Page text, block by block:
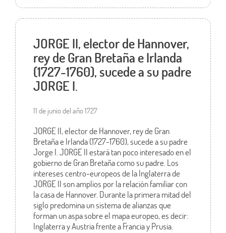
JORGE II, elector de Hannover,
rey de Gran Bretaña e Irlanda
(1727-1760), sucede a su padre
JORGE I.
11 de junio del año 1727
JORGE II, elector de Hannover, rey de Gran
Bretaña e Irlanda (1727-1760), sucede a su padre
Jorge I. JORGE II estará tan poco interesado en el
gobierno de Gran Bretaña como su padre. Los
intereses centro-europeos de la Inglaterra de
JORGE II son amplios por la relación familiar con
la casa de Hannover. Durante la primera mitad del
siglo predomina un sistema de alianzas que
forman un aspa sobre el mapa europeo, es decir:
Inglaterra y Austria frente a Francia y Prusia.